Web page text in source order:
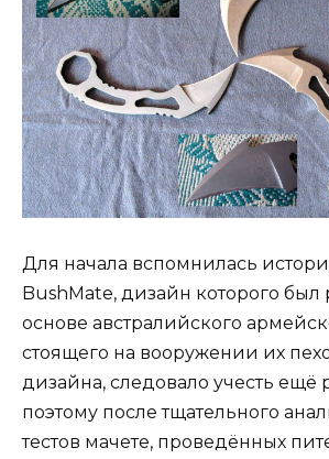
Для начала вспомнилась
BushMate, дизайн которого был
основе австралийского
стоящего на вооружении их
дизайна, следовало учесть ещё
поэтому после тщательного
тестов мачете, проведённых